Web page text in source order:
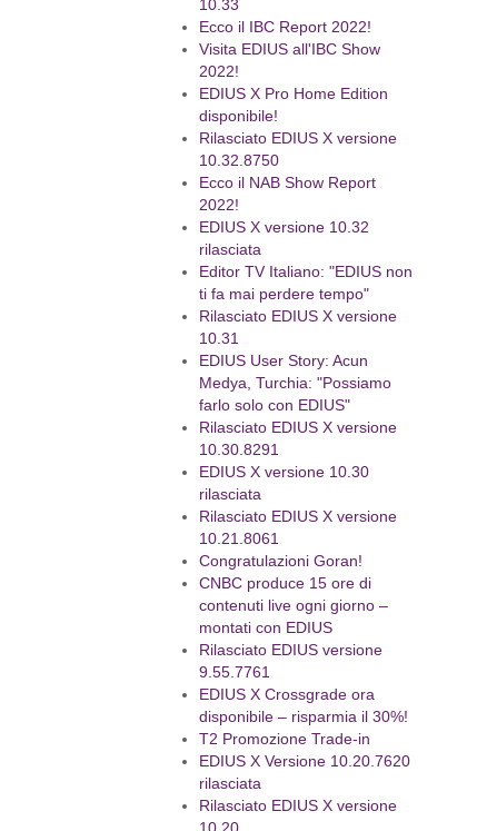
10.33
Ecco il IBC Report 2022!
Visita EDIUS all'IBC Show
2022!
EDIUS X Pro Home Edition
disponibile!
Rilasciato EDIUS X versione
10.32.8750
Ecco il NAB Show Report
2022!
EDIUS X versione 10.32
rilasciata
Editor TV Italiano: "EDIUS non
ti fa mai perdere tempo"
Rilasciato EDIUS X versione
10.31
EDIUS User Story: Acun
Medya, Turchia: "Possiamo
farlo solo con EDIUS"
Rilasciato EDIUS X versione
10.30.8291
EDIUS X versione 10.30
rilasciata
Rilasciato EDIUS X versione
10.21.8061
Congratulazioni Goran!
CNBC produce 15 ore di
contenuti live ogni giorno –
montati con EDIUS
Rilasciato EDIUS versione
9.55.7761
EDIUS X Crossgrade ora
disponibile – risparmia il 30%!
T2 Promozione Trade-in
EDIUS X Versione 10.20.7620
rilasciata
Rilasciato EDIUS X versione